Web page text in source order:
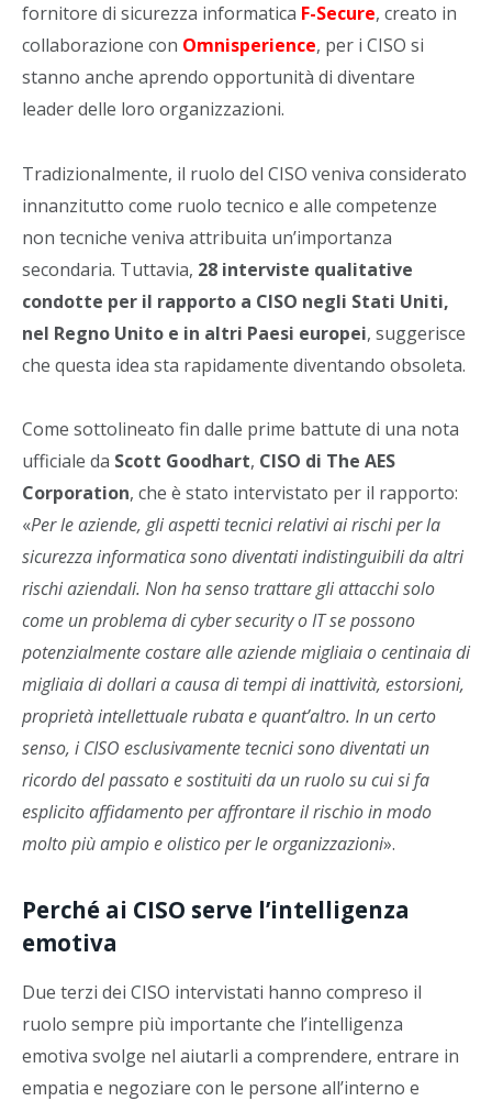
fornitore di sicurezza informatica F-Secure, creato in
collaborazione con Omnisperience, per i CISO si
stanno anche aprendo opportunità di diventare
leader delle loro organizzazioni.
Tradizionalmente, il ruolo del CISO veniva considerato
innanzitutto come ruolo tecnico e alle competenze
non tecniche veniva attribuita un’importanza
secondaria. Tuttavia, 28 interviste qualitative
condotte per il rapporto a CISO negli Stati Uniti,
nel Regno Unito e in altri Paesi europei, suggerisce
che questa idea sta rapidamente diventando obsoleta.
Come sottolineato fin dalle prime battute di una nota
ufficiale da Scott Goodhart, CISO di The AES
Corporation, che è stato intervistato per il rapporto:
«Per le aziende, gli aspetti tecnici relativi ai rischi per la
sicurezza informatica sono diventati indistinguibili da altri
rischi aziendali. Non ha senso trattare gli attacchi solo
come un problema di cyber security o IT se possono
potenzialmente costare alle aziende migliaia o centinaia di
migliaia di dollari a causa di tempi di inattività, estorsioni,
proprietà intellettuale rubata e quant’altro. In un certo
senso, i CISO esclusivamente tecnici sono diventati un
ricordo del passato e sostituiti da un ruolo su cui si fa
esplicito affidamento per affrontare il rischio in modo
molto più ampio e olistico per le organizzazioni».
Perché ai CISO serve l’intelligenza
emotiva
Due terzi dei CISO intervistati hanno compreso il
ruolo sempre più importante che l’intelligenza
emotiva svolge nel aiutarli a comprendere, entrare in
empatia e negoziare con le persone all’interno e